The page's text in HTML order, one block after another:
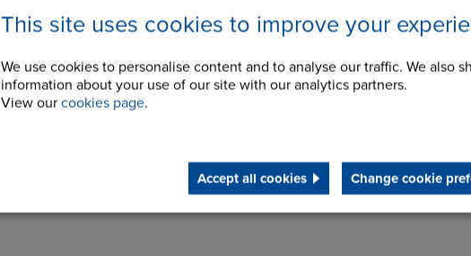
This site uses cookies to improve your
We use cookies to personalise content and to analyse our traffic. We also
information about your use of our site with our analytics partners.
View our cookies page.
Accept all cookies Change cookie